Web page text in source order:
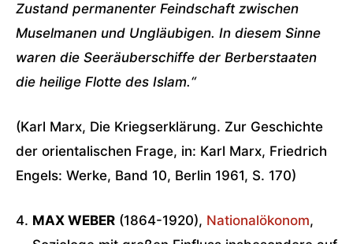
Zustand permanenter Feindschaft zwischen
Muselmanen und Ungläubigen. In diesem Sinne
waren die Seeräuberschiffe der Berberstaaten
die heilige Flotte des Islam.“
(Karl Marx, Die Kriegserklärung. Zur Geschichte
der orientalischen Frage, in: Karl Marx, Friedrich
Engels: Werke, Band 10, Berlin 1961, S. 170)
MAX WEBER (1864-1920), Nationalökonom,